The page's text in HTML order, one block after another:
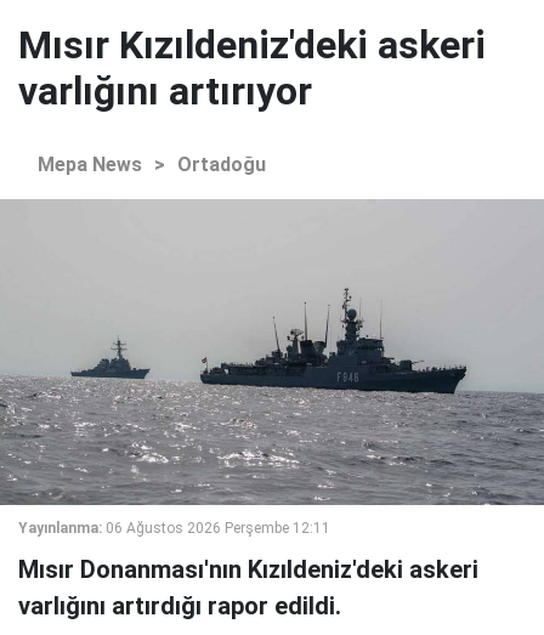
Mısır Kızıldeniz'deki askeri
varlığını artırıyor
Mepa News > Ortadoğu
Yayınlanma: 06 Ağustos 2026 Perşembe 12:11
Mısır Donanması'nın Kızıldeniz'deki askeri
varlığını artırdığı rapor edildi.